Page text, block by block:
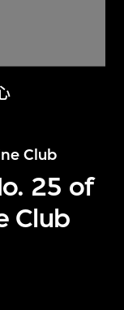
Club
25 of
Club
紀視覺